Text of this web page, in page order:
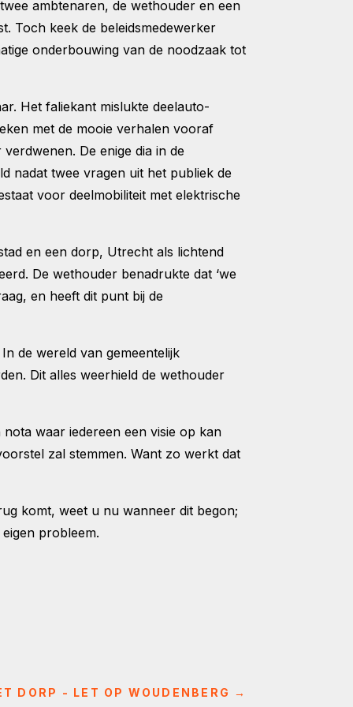
ambtenaren, de wethouder en een
Toch keek de beleidsmedewerker
onderbouwing van de noodzaak tot
Het faliekant mislukte deelauto-
met de mooie verhalen vooraf
De enige dia in de
nadat twee vragen uit het publiek de
voor deelmobiliteit met elektrische
en een dorp, Utrecht als lichtend
De wethouder benadrukte dat ‘we
en heeft dit punt bij de
de wereld van gemeentelijk
Dit alles weerhield de wethouder
waar iedereen een visie op kan
zal stemmen. Want zo werkt dat
komt, weet u nu wanneer dit begon;
probleem.
DORP - LET OP WOUDENBERG →